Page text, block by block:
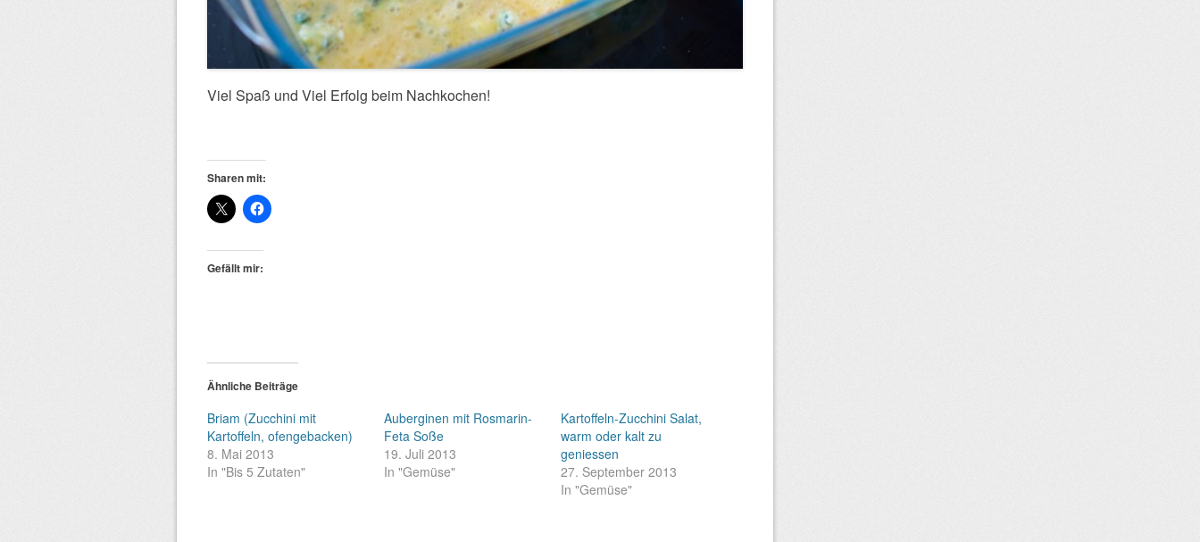
Viel Spaß und Viel Erfolg beim Nachkochen!
Sharen mit:
Gefällt mir:
Ähnliche Beiträge
Briam (Zucchini mit
Kartoffeln, ofengebacken)
8. Mai 2013
In "Bis 5 Zutaten"
Auberginen mit Rosmarin-
Feta Soße
19. Juli 2013
In "Gemüse"
Kartoffeln-Zucchini Salat,
warm oder kalt zu
geniessen
27. September 2013
In "Gemüse"